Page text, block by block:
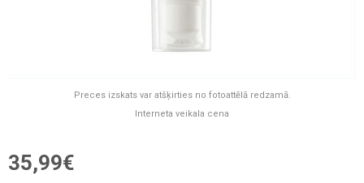
Preces izskats var atšķirties no fotoattēlā redzamā.
Interneta veikala cena
35,99€